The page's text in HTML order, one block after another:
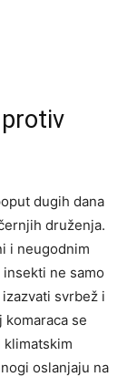
dugih dana
druženja.
i neugodnim
ne samo
svrbež i
se
klimatskim
oslanjaju na